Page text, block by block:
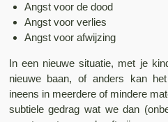
Angst voor de dood
Angst voor verlies
Angst voor afwijzing
In een nieuwe situatie, met je
nieuwe baan, of anders kan
ineens in meerdere of mindere
subtiele gedrag wat we dan